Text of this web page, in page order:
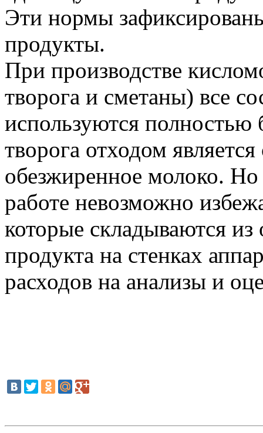
Эти нормы
продукты.
При производстве
творога и сметаны) все
используются полностью
творога отходом
обезжиренное молоко.
работе невозможно
которые складываются из
продукта на стенках
расходов на анализы и